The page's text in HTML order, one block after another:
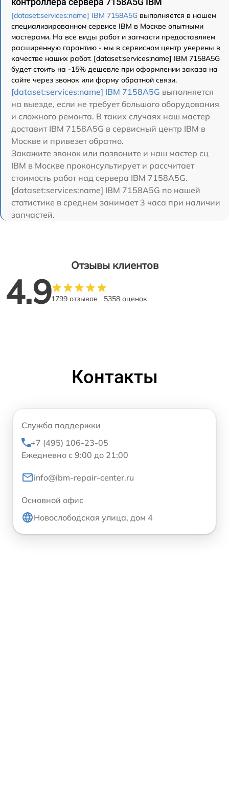
[dataset:services:name] IBM 7158A5G выполняется в нашем
специализированном сервисе IBM в Москве опытными
мастерами. На все виды работ и запчасти предоставляем
расширенную гарантию - мы в сервисном центр уверены в
качестве наших работ. [dataset:services:name] IBM 7158A5G
будет стоить на -15% дешевле при оформлении заказа на
сайте через звонок или форму обратной связи.
[dataset:services:name] IBM 7158A5G выполняется
на выезде, если не требует большого оборудования
и сложного ремонта. В таких случаях наш мастер
доставит IBM 7158A5G в сервисный центр IBM в
Москве и привезет обратно.
Закажите звонок или позвоните и наш мастер сц
IBM в Москве проконсультирует и рассчитает
стоимость работ над сервера IBM 7158A5G.
[dataset:services:name] IBM 7158A5G по нашей
статистике в среднем занимает 3 часа при наличии
запчастей.
Отзывы клиентов
4.91799 отзывов 5358 оценок
Контакты
Служба поддержки
+7 (495) 106-23-05
Ежедневно с 9:00 до 21:00
info@ibm-repair-center.ru
Основной офис
Новослободская улица, дом 4